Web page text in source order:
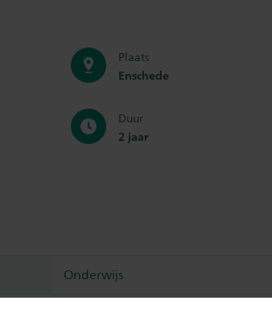
Plaats
Enschede
Duur
2 jaar
Onderwijs